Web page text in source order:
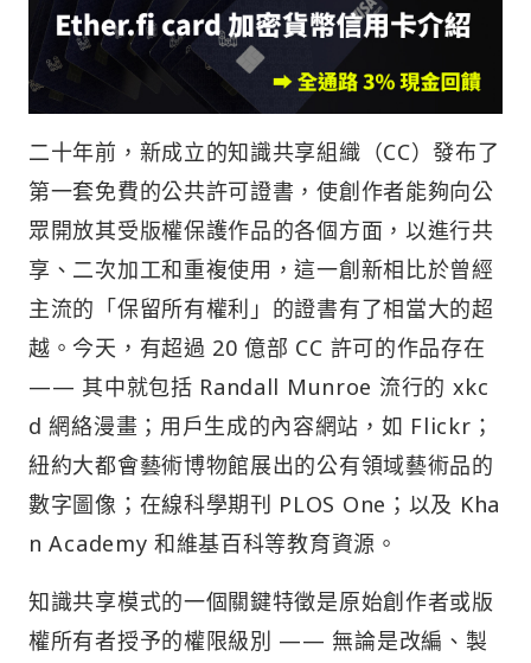
二十年前，新成立的知識共享組織（CC）發布了
第一套免費的公共許可證書，使創作者能夠向公
眾開放其受版權保護作品的各個方面，以進行共
享、二次加工和重複使用，這一創新相比於曾經
主流的「保留所有權利」的證書有了相當大的超
越。今天，有超過 20 億部 CC 許可的作品存在
—— 其中就包括 Randall Munroe 流行的 xkc
d 網絡漫畫；用戶生成的內容網站，如 Flickr；
紐約大都會藝術博物館展出的公有領域藝術品的
數字圖像；在線科學期刊 PLOS One；以及 Kha
n Academy 和維基百科等教育資源。
知識共享模式的一個關鍵特徵是原始創作者或版
權所有者授予的權限級別 —— 無論是改編、製